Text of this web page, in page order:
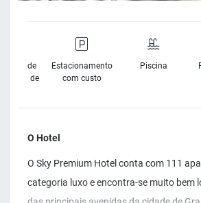
de
Estacionamento
com custo
Piscina
O Hotel
O Sky Premium Hotel conta com 111
categoria luxo e encontra-se muito bem